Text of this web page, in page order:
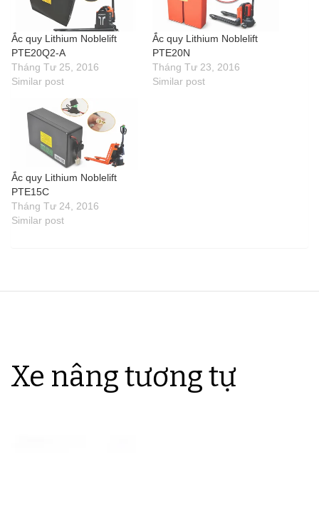
Ắc quy Lithium Noblelift
PTE20Q2-A
Tháng Tư 25, 2016
Similar post
Ắc quy Lithium Noblelift
PTE20N
Tháng Tư 23, 2016
Similar post
Ắc quy Lithium Noblelift
PTE15C
Tháng Tư 24, 2016
Similar post
Xe nâng tương tự